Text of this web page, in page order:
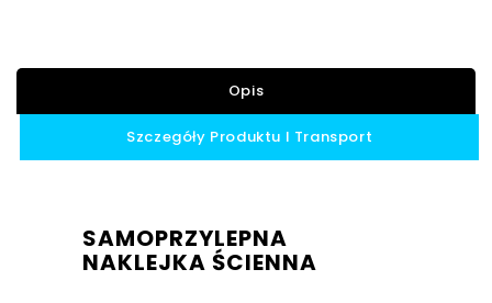
Opis
Szczegóły Produktu I Transport
SAMOPRZYLEPNA
NAKLEJKA ŚCIENNA